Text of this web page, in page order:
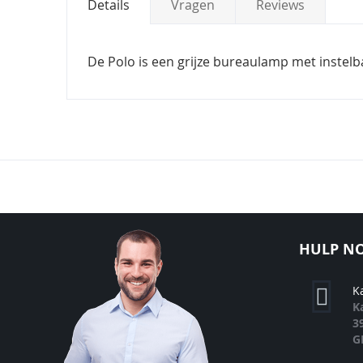
Details Vragen Reviews
De Polo is een grijze bureaulamp met
HULP